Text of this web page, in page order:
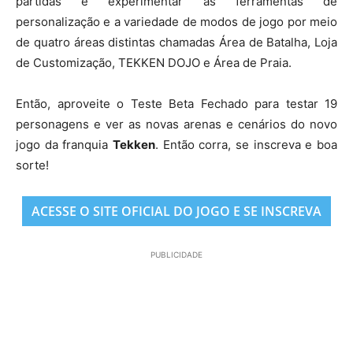
personalização e a variedade de modos de jogo por meio
de quatro áreas distintas chamadas Área de Batalha, Loja
de Customização, TEKKEN DOJO e Área de Praia.
Então, aproveite o Teste Beta Fechado para testar 19
personagens e ver as novas arenas e cenários do novo
jogo da franquia Tekken. Então corra, se inscreva e boa
sorte!
ACESSE O SITE OFICIAL DO JOGO E SE INSCREVA
PUBLICIDADE